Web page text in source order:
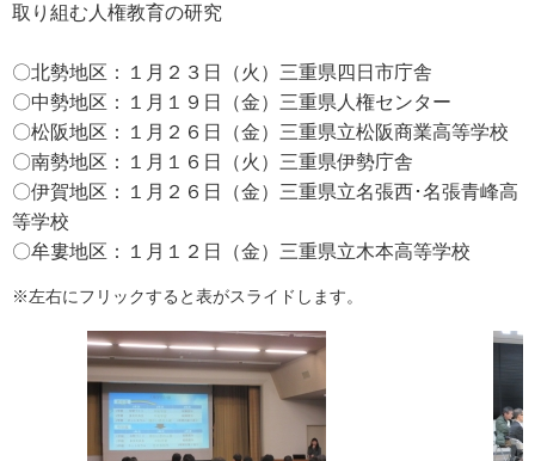
取り組む人権教育の研究
〇北勢地区：１月２３日（火）三重県四日市庁舎
〇中勢地区：１月１９日（金）三重県人権センター
〇松阪地区：１月２６日（金）三重県立松阪商業高等学校
〇南勢地区：１月１６日（火）三重県伊勢庁舎
〇伊賀地区：１月２６日（金）三重県立名張西･名張青峰高
等学校
〇牟婁地区：１月１２日（金）三重県立木本高等学校
※左右にフリックすると表がスライドします。